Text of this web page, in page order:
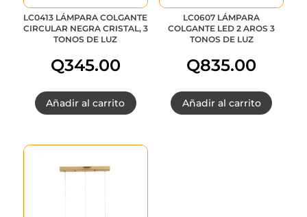
LC0413 LÁMPARA COLGANTE
CIRCULAR NEGRA CRISTAL, 3
TONOS DE LUZ
Q345.00
Añadir al carrito
LC0607 LÁMPARA
COLGANTE LED 2 AROS 3
TONOS DE LUZ
Q835.00
Añadir al carrito